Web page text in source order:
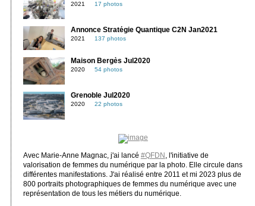
2021 17 photos
Annonce Stratégie Quantique C2N Jan2021
2021 137 photos
Maison Bergès Jul2020
2020 54 photos
Grenoble Jul2020
2020 22 photos
Avec Marie-Anne Magnac, j'ai lancé #QFDN
, l'initiative de
valorisation de femmes du numérique par la photo. Elle circule dans
différentes manifestations. J'ai réalisé entre 2011 et mi 2023 plus de
800 portraits photographiques de femmes du numérique avec une
représentation de tous les métiers du numérique.